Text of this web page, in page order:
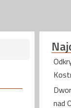
nad